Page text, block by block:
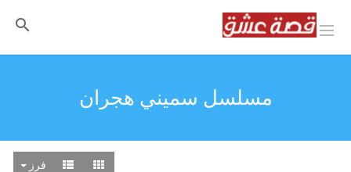
مسلسل سميني هجران
فرز